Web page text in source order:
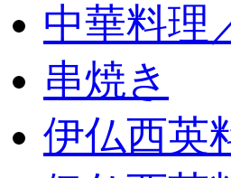
中華料理
串焼き
伊仏西英